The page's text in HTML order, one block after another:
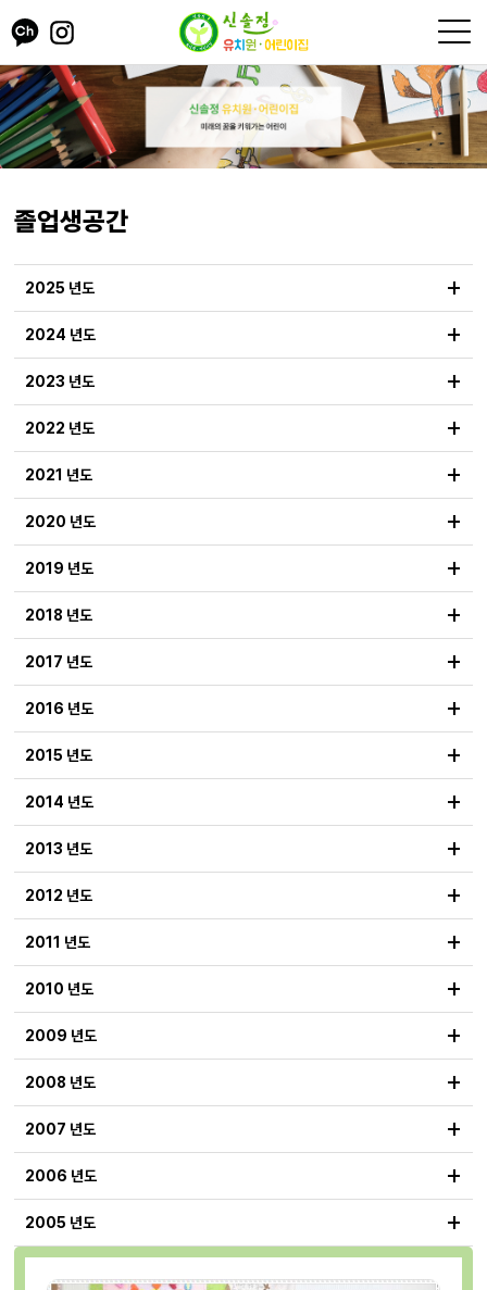
졸업생공간
2025 년도 +
2024 년도 +
2023 년도 +
2022 년도 +
2021 년도 +
2020 년도 +
2019 년도 +
2018 년도 +
2017 년도 +
2016 년도 +
2015 년도 +
2014 년도 +
2013 년도 +
2012 년도 +
2011 년도 +
2010 년도 +
2009 년도 +
2008 년도 +
2007 년도 +
2006 년도 +
2005 년도 +